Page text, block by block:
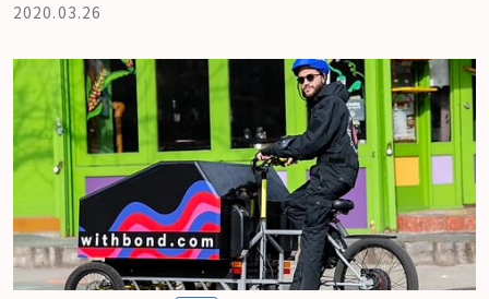
2020.03.26